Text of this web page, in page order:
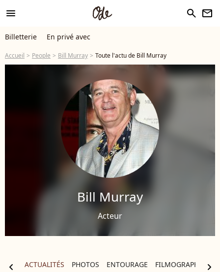
menu search newsletter
Billetterie En privé avec
Accueil People Bill Murray Toute l'actu de Bill Murray
Bill Murray
Acteur
ACTUALITÉS PHOTOS ENTOURAGE FILMOGRAPHIE
chevron_left chevron_right